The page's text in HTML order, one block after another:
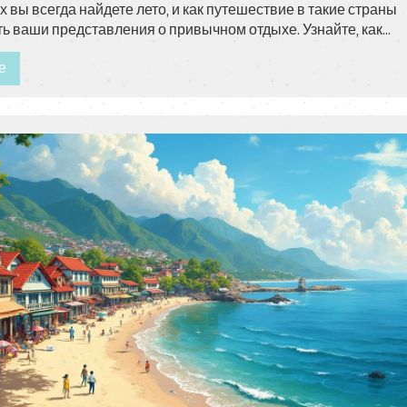
вы всегда найдете лето, и как путешествие в такие страны
ваши представления о привычном отдыхе. Узнайте, как
сезон для поездки и какие удивительные аспекты
ждут.